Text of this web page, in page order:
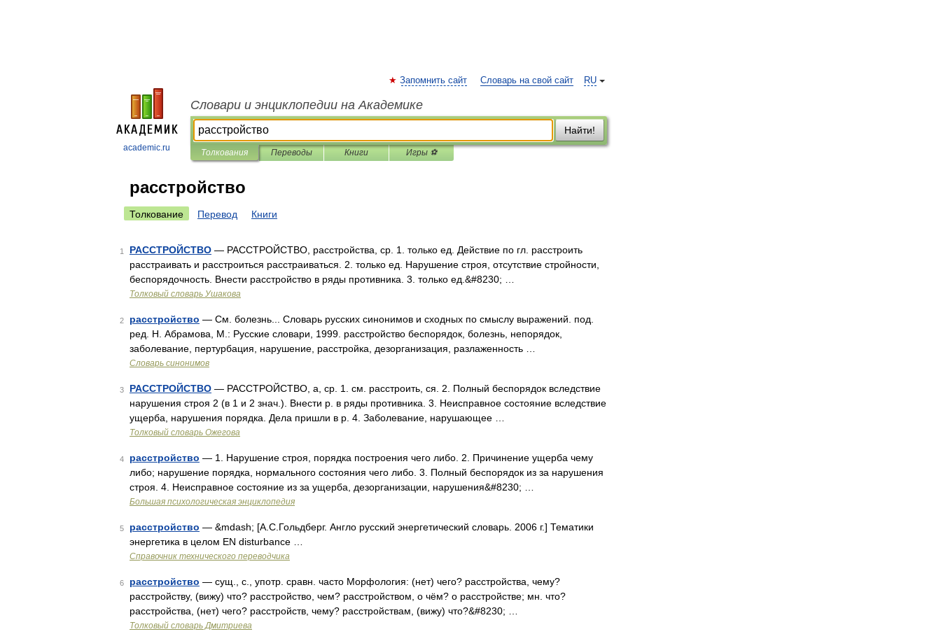
academic.ru
RU
Запомнить сайт Словарь на свой сайт
Словари и энциклопедии на Академике
Найти!
Толкования Переводы Книги Игры ⚽
расстройство
Толкование Перевод Книги
1 РАССТРОЙСТВО — РАССТРОЙСТВО, расстройства, ср. 1. только ед. Действие по гл. расстроить
расстраивать и расстроиться расстраиваться. 2. только ед. Нарушение строя, отсутствие стройности,
беспорядочность. Внести расстройство в ряды противника. 3. только ед.&#8230; …
Толковый словарь Ушакова
2 расстройство — См. болезнь... Словарь русских синонимов и сходных по смыслу выражений. под.
ред. Н. Абрамова, М.: Русские словари, 1999. расстройство беспорядок, болезнь, непорядок,
заболевание, пертурбация, нарушение, расстройка, дезорганизация, разлаженность …
Словарь синонимов
3 РАССТРОЙСТВО — РАССТРОЙСТВО, а, ср. 1. см. расстроить, ся. 2. Полный беспорядок вследствие
нарушения строя 2 (в 1 и 2 знач.). Внести р. в ряды противника. 3. Неисправное состояние вследствие
ущерба, нарушения порядка. Дела пришли в р. 4. Заболевание, нарушающее …
Толковый словарь Ожегова
4 расстройство — 1. Нарушение строя, порядка построения чего либо. 2. Причинение ущерба чему
либо; нарушение порядка, нормального состояния чего либо. 3. Полный беспорядок из за нарушения
строя. 4. Неисправное состояние из за ущерба, дезорганизации, нарушения&#8230; …
Большая психологическая энциклопедия
5 расстройство — &mdash; [А.С.Гольдберг. Англо русский энергетический словарь. 2006 г.] Тематики
энергетика в целом EN disturbance …
Справочник технического переводчика
6 расстройство — сущ., с., употр. сравн. часто Морфология: (нет) чего? расстройства, чему?
расстройству, (вижу) что? расстройство, чем? расстройством, о чём? о расстройстве; мн. что?
расстройства, (нет) чего? расстройств, чему? расстройствам, (вижу) что?&#8230; …
Толковый словарь Дмитриева